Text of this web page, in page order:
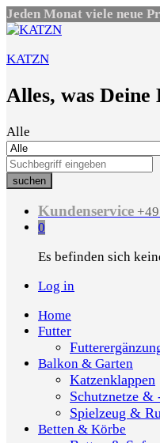
Jeden Monat viele neue
KATZN
Alles, was Deine
Alle
suchen
Kundenservice
0
Es befinden sich
Log in
Home
Futter
Balkon & Garten
Katzenklappen
Schutznetze &
Spielzeug &
Betten & Körbe